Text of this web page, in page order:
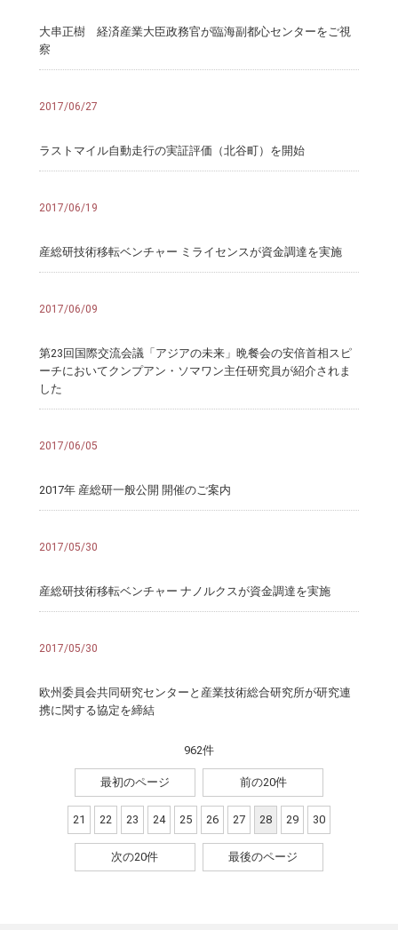
大串正樹 経済産業大臣政務官が臨海副都心センターをご視
察
2017/06/27
ラストマイル自動走行の実証評価（北谷町）を開始
2017/06/19
産総研技術移転ベンチャー ミライセンスが資金調達を実施
2017/06/09
第23回国際交流会議「アジアの未来」晩餐会の安倍首相スピ
ーチにおいてクンプアン・ソマワン主任研究員が紹介されま
した
2017/06/05
2017年 産総研一般公開 開催のご案内
2017/05/30
産総研技術移転ベンチャー ナノルクスが資金調達を実施
2017/05/30
欧州委員会共同研究センターと産業技術総合研究所が研究連
携に関する協定を締結
962件
最初のページ 前の20件
21 22 23 24 25 26 27 28 29 30
次の20件 最後のページ